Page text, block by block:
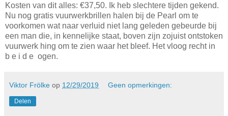
Kosten van dit alles: €37,50. Ik heb slechtere tijden gekend.
Nu nog gratis vuurwerkbrillen halen bij de Pearl om te
voorkomen wat naar verluid niet lang geleden gebeurde bij
een man die, in kennelijke staat, boven zijn zojuist ontstoken
vuurwerk hing om te zien waar het bleef. Het vloog recht in
b e i d e ogen.
Viktor Frölke op 12/29/2019 Geen opmerkingen:
Delen